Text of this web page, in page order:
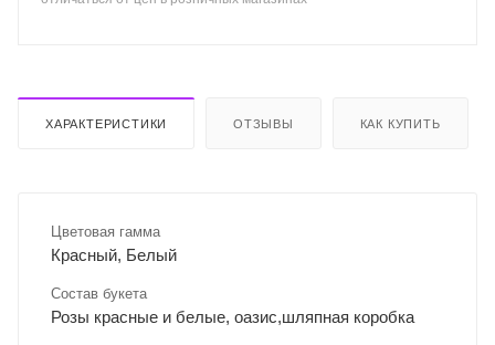
ХАРАКТЕРИСТИКИ ОТЗЫВЫ КАК КУПИТЬ
Цветовая гамма
Красный, Белый
Состав букета
Розы красные и белые, оазис,шляпная коробка